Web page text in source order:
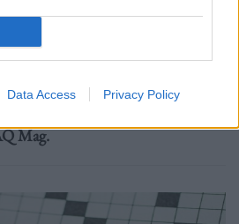
Data Access Privacy Policy
του OLAFAQ Mag
Mag.